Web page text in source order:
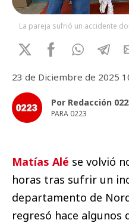
La pareja sufrió un accidente
23 de Diciembre de 2025
Por Redacción
PARA 0223
Matías Alé se volvió
horas tras sufrir un
departamento de
regresó hace algunos